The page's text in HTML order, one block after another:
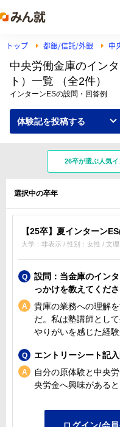
トップ 都銀/信託/外銀 中
中央労働金庫のイン
ト）一覧 （全2件）
インターンESの設問・回答例
体験記を投稿する
26卒が選ぶ人気
選択中の卒年
【25卒】夏インターン
大学：非表示 / 性別：女性 / 文
設問：当金庫のイン
っかけを教えてくだ
貴庫の業務への理解
だ。私は塾講師とし
やりがいを感じた経
エントリーシート記
自分の原体験と中央
央労金へ興味がある